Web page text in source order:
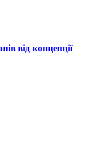
від концепції